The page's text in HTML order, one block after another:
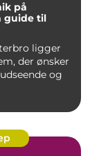
på
guide til
ligger
der ønsker
og